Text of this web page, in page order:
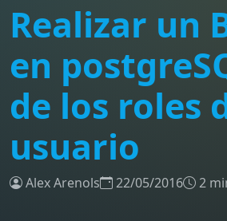
Realizar un
en
de los roles
usuario
Alex Arenols 22/05/2016 2